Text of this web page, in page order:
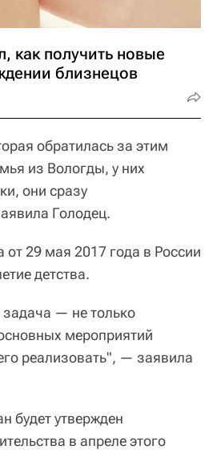
как получить новые
близнецов
обратилась за этим
из Вологды, у них
они сразу
Голодец.
от 29 мая 2017 года в России
детства.
— не только
мероприятий
реализовать", — заявила
будет утвержден
в апреле этого